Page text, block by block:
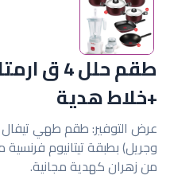
طقم حلل
+خلاط هدية
وجريل) بطبقة تيتانيوم
من زهران كهدية مجانية.